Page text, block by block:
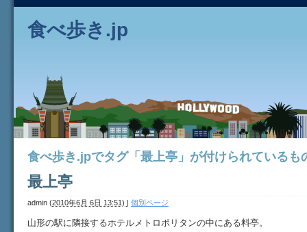
食べ歩き.jp
食べ歩き.jpでタグ「最上亭」が付けられているも
最上亭
admin (2010年6月 6日 13:51) | 個別ページ
山形の駅に隣接するホテルメトロポリタンの中にある料亭。